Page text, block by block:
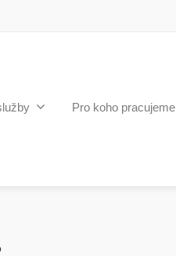
Pro koho pracujeme